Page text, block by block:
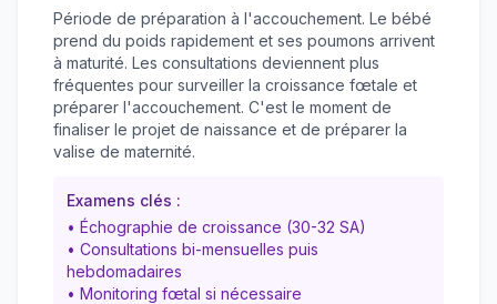
Période de préparation à l'accouchement. Le bébé
prend du poids rapidement et ses poumons arrivent
à maturité. Les consultations deviennent plus
fréquentes pour surveiller la croissance fœtale et
préparer l'accouchement. C'est le moment de
finaliser le projet de naissance et de préparer la
valise de maternité.
Examens clés :
• Échographie de croissance (30-32 SA)
• Consultations bi-mensuelles puis
hebdomadaires
• Monitoring fœtal si nécessaire